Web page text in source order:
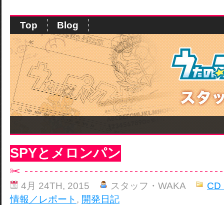
Top Blog
SPYとメロンパン
4月 24TH, 2015 スタッフ・WAKA
CD
情報／レポート , 開発日記